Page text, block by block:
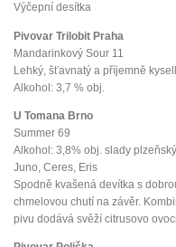
Výčepní desítka
Pivovar Trilobit Praha
Mandarinkový Sour 11
Lehký, šťavnatý a příjemně
Alkohol: 3,7 % obj.
U Tomana Brno
Summer 69
Alkohol: 3,8% obj. slady
Juno, Ceres, Eris
Spodně kvašená devítka s
chmelovou chutí na závěr.
pivu dodává svěží citrusovo